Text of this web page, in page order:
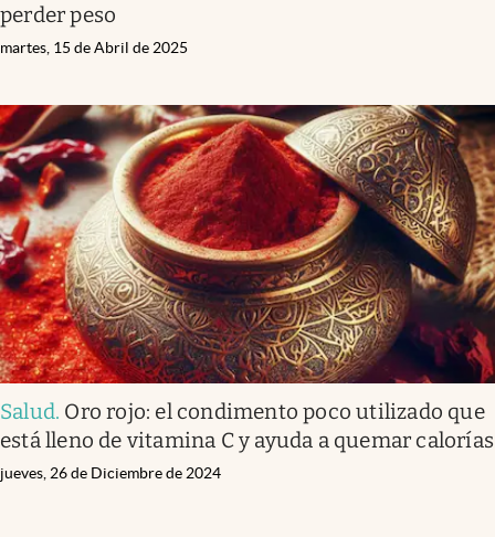
perder peso
martes, 15 de Abril de 2025
Salud. Oro rojo: el condimento poco utilizado que
está lleno de vitamina C y ayuda a quemar calorías
jueves, 26 de Diciembre de 2024